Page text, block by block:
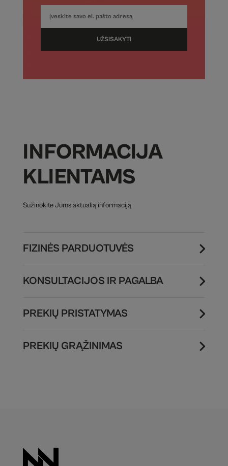
UŽSISAKYTI
INFORMACIJA
KLIENTAMS
Sužinokite Jums aktualią informaciją
FIZINĖS PARDUOTUVĖS
KONSULTACIJOS IR PAGALBA
PREKIŲ PRISTATYMAS
PREKIŲ GRĄŽINIMAS